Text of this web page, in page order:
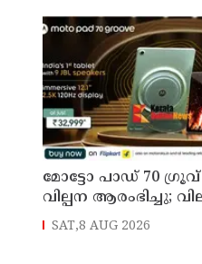
മോട്ടോ പാഡ് 70 ഗ്രൂവ്
വില്പന ആരംഭിച്ചു;
രൂപ മുതൽ
SAT,8 AUG 2026